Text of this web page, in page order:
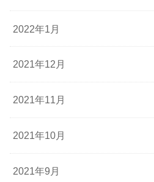
2022年1月
2021年12月
2021年11月
2021年10月
2021年9月